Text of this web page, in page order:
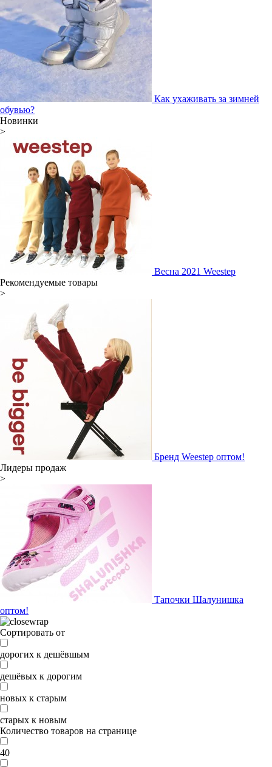
Как ухаживать за зимней
обувью?
Новинки
>
Весна 2021 Weestep
Рекомендуемые товары
>
Бренд Weestep оптом!
Лидеры продаж
>
Тапочки Шалунишка
оптом!
Сортировать от
дорогих к дешёвшым
дешёвых к дорогим
новых к старым
старых к новым
Количество товаров на странице
40